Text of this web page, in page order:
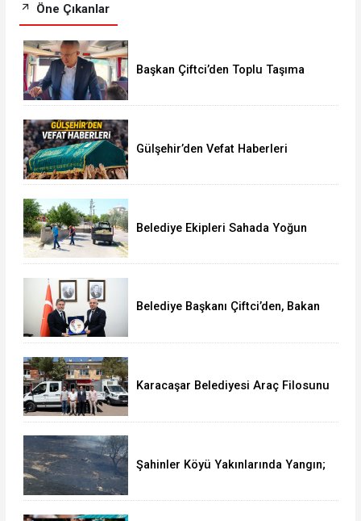
Öne Çıkanlar
Başkan Çiftci’den Toplu Taşıma
Gülşehir’den Vefat Haberleri
Belediye Ekipleri Sahada Yoğun
Belediye Başkanı Çiftci’den, Bakan
Karacaşar Belediyesi Araç Filosunu
Şahinler Köyü Yakınlarında Yangın;